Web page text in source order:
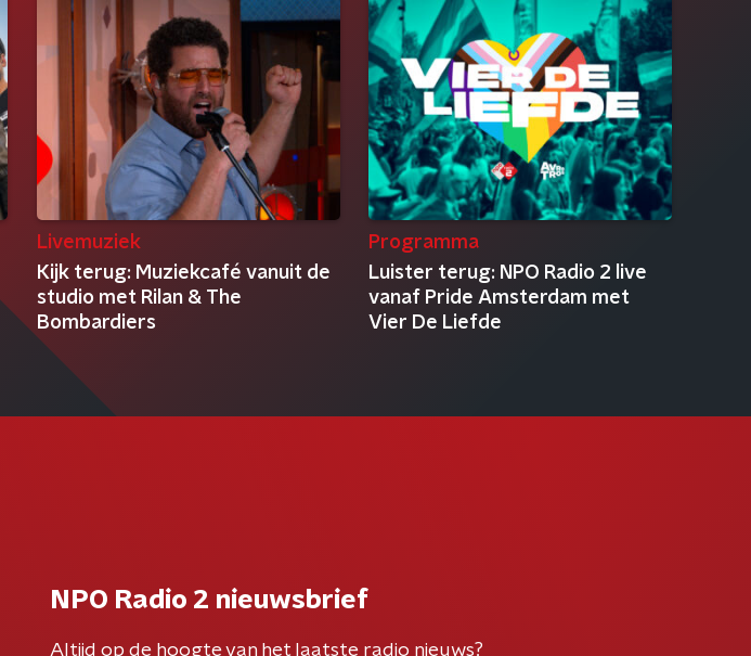
Livemuziek
Kijk terug: Muziekcafé vanuit de
studio met Rilan & The
Bombardiers
Programma
Luister terug: NPO Radio 2 live
vanaf Pride Amsterdam met
Vier De Liefde
NPO Radio 2 nieuwsbrief
Altijd op de hoogte van het laatste radio nieuws?